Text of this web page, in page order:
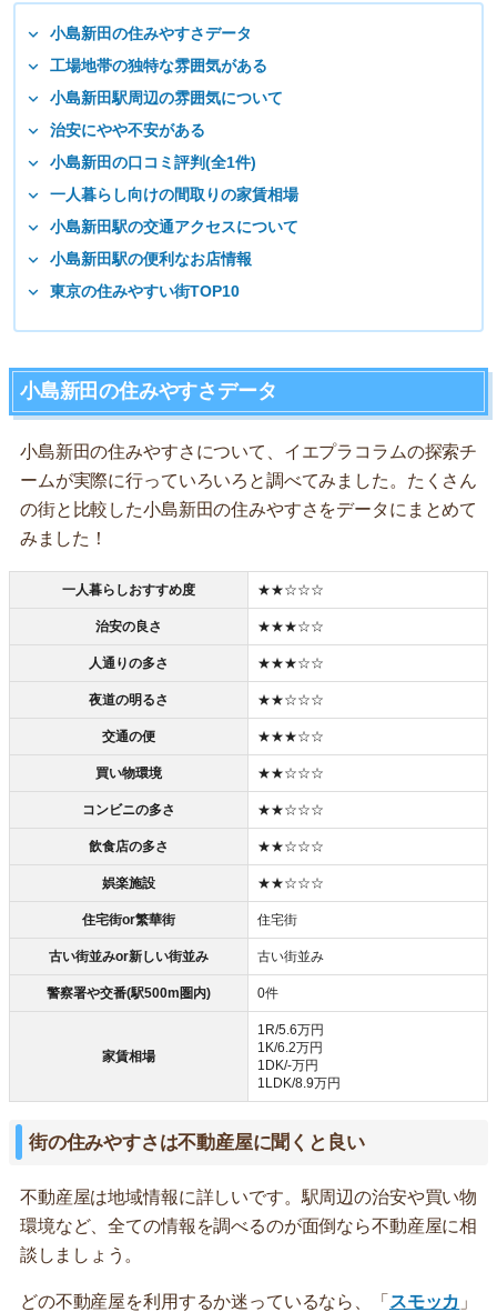
小島新田の住みやすさデータ
工場地帯の独特な雰囲気がある
小島新田駅周辺の雰囲気について
治安にやや不安がある
小島新田の口コミ評判(全1件)
一人暮らし向けの間取りの家賃相場
小島新田駅の交通アクセスについて
小島新田駅の便利なお店情報
東京の住みやすい街TOP10
小島新田の住みやすさデータ
小島新田の住みやすさについて、イエプラコラムの探索チ
ームが実際に行っていろいろと調べてみました。たくさん
の街と比較した小島新田の住みやすさをデータにまとめて
みました！
一人暮らしおすすめ度 ★★☆☆☆
治安の良さ ★★★☆☆
人通りの多さ ★★★☆☆
夜道の明るさ ★★☆☆☆
交通の便 ★★★☆☆
買い物環境 ★★☆☆☆
コンビニの多さ ★★☆☆☆
飲食店の多さ ★★☆☆☆
娯楽施設 ★★☆☆☆
住宅街or繁華街 住宅街
古い街並みor新しい街並み 古い街並み
警察署や交番(駅500m圏内) 0件
家賃相場
1R/5.6万円
1K/6.2万円
1DK/‐万円
1LDK/8.9万円
街の住みやすさは不動産屋に聞くと良い
不動産屋は地域情報に詳しいです。駅周辺の治安や買い物
環境など、全ての情報を調べるのが面倒なら不動産屋に相
談しましょう。
どの不動産屋を利用するか迷っているなら、「 スモッカ 」